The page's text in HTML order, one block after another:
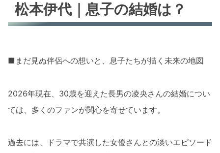
松本伊代｜息子の結婚は？
■まだ見ぬ伴侶への想いと、息子たちが描く未来の地図
2026年現在、30歳を迎えた長男の凌央さんの結婚につい
ては、多くのファンが関心を寄せています。
過去には、ドラマで共演した女優さんとの淡いエピソード